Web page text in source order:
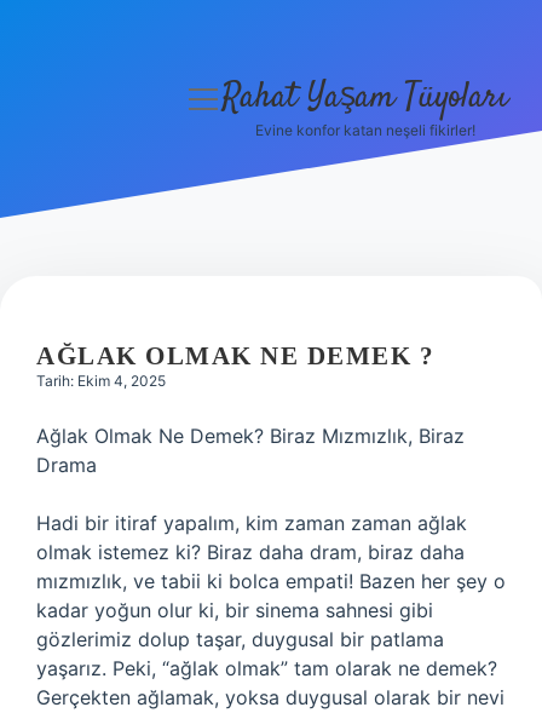
Hakkımızda
menüyü
Rahat Yaşam Tüyoları
Evine konfor katan neşeli fikirler!
AĞLAK OLMAK NE DEMEK ?
Tarih: Ekim 4, 2025
Ağlak Olmak Ne Demek? Biraz Mızmızlık, Biraz
Drama
Hadi bir itiraf yapalım, kim zaman zaman ağlak
olmak istemez ki? Biraz daha dram, biraz daha
mızmızlık, ve tabii ki bolca empati! Bazen her şey o
kadar yoğun olur ki, bir sinema sahnesi gibi
gözlerimiz dolup taşar, duygusal bir patlama
yaşarız. Peki, “ağlak olmak” tam olarak ne demek?
Gerçekten ağlamak, yoksa duygusal olarak bir nevi